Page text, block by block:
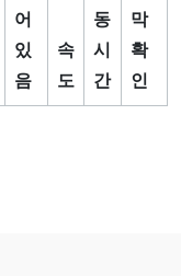
어
있
음
속
도
동
시
간
막
확
인